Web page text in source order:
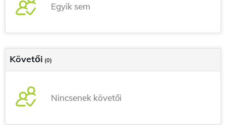
Egyik sem
Követői (0)
Nincsenek követői